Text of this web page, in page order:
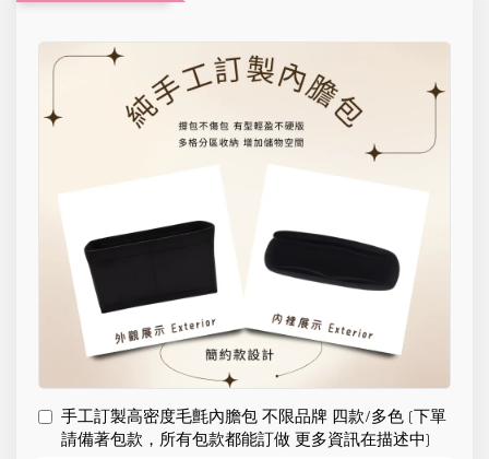
手工訂製高密度毛氈內膽包 不限品牌 四款/多色 (下單
請備著包款，所有包款都能訂做 更多資訊在描述中)